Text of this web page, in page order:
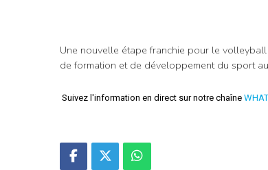
Une nouvelle étape franchie pour le
de formation et de développement du sport
Suivez l'information en direct sur notre chaîne